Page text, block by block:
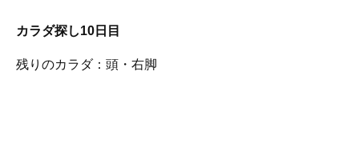
カラダ探し10日目
残りのカラダ：頭・右脚